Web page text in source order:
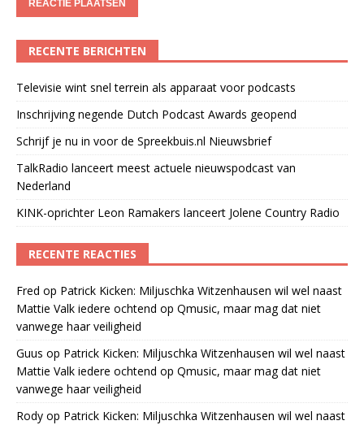
RECENTE BERICHTEN
Televisie wint snel terrein als apparaat voor podcasts
Inschrijving negende Dutch Podcast Awards geopend
Schrijf je nu in voor de Spreekbuis.nl Nieuwsbrief
TalkRadio lanceert meest actuele nieuwspodcast van
Nederland
KINK-oprichter Leon Ramakers lanceert Jolene Country Radio
RECENTE REACTIES
Fred op Patrick Kicken: Miljuschka Witzenhausen wil wel naast
Mattie Valk iedere ochtend op Qmusic, maar mag dat niet
vanwege haar veiligheid
Guus op Patrick Kicken: Miljuschka Witzenhausen wil wel naast
Mattie Valk iedere ochtend op Qmusic, maar mag dat niet
vanwege haar veiligheid
Rody op Patrick Kicken: Miljuschka Witzenhausen wil wel naast